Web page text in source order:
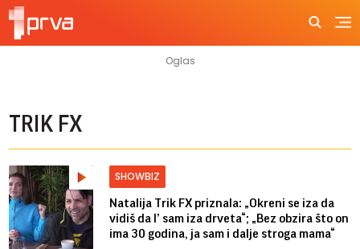
TRIK FX
SHOWBIZ
Natalija Trik FX priznala: „Okreni se iza da
vidiš da l’ sam iza drveta“; „Bez obzira što on
ima 30 godina, ja sam i dalje stroga mama“